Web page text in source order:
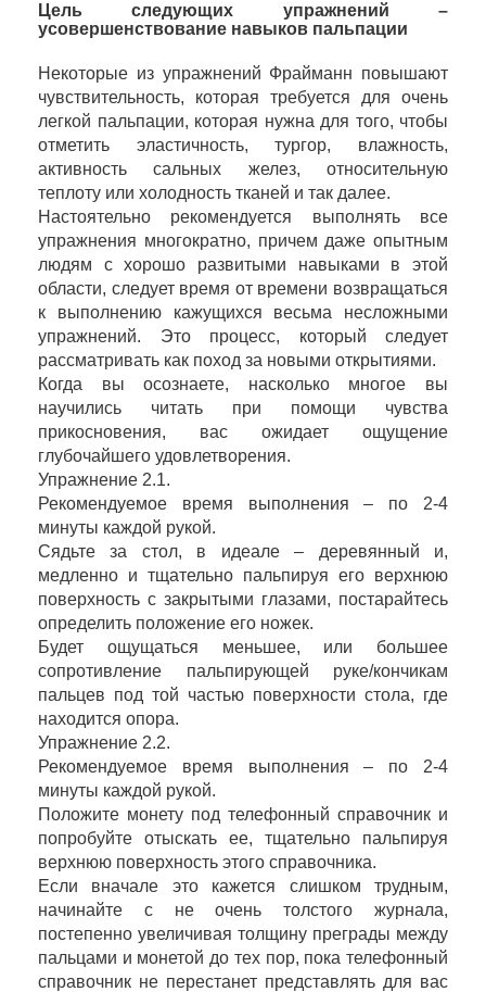
Цель следующих упражнений –
усовершенствование навыков пальпации
Некоторые из упражнений Фрайманн повышают
чувствительность, которая требуется для очень
легкой пальпации, которая нужна для того, чтобы
отметить эластичность, тургор, влажность,
активность сальных желез, относительную
теплоту или холодность тканей и так далее.
Настоятельно рекомендуется выполнять все
упражнения многократно, причем даже опытным
людям с хорошо развитыми навыками в этой
области, следует время от времени возвращаться
к выполнению кажущихся весьма несложными
упражнений. Это процесс, который следует
рассматривать как поход за новыми открытиями.
Когда вы осознаете, насколько многое вы
научились читать при помощи чувства
прикосновения, вас ожидает ощущение
глубочайшего удовлетворения.
Упражнение 2.1.
Рекомендуемое время выполнения – по 2-4
минуты каждой рукой.
Сядьте за стол, в идеале – деревянный и,
медленно и тщательно пальпируя его верхнюю
поверхность с закрытыми глазами, постарайтесь
определить положение его ножек.
Будет ощущаться меньшее, или большее
сопротивление пальпирующей руке/кончикам
пальцев под той частью поверхности стола, где
находится опора.
Упражнение 2.2.
Рекомендуемое время выполнения – по 2-4
минуты каждой рукой.
Положите монету под телефонный справочник и
попробуйте отыскать ее, тщательно пальпируя
верхнюю поверхность этого справочника.
Если вначале это кажется слишком трудным,
начинайте с не очень толстого журнала,
постепенно увеличивая толщину преграды между
пальцами и монетой до тех пор, пока телефонный
справочник не перестанет представлять для вас